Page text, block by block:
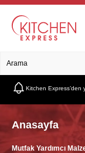
Kitchen Express’den
Anasayfa
Mutfak Yardımcı